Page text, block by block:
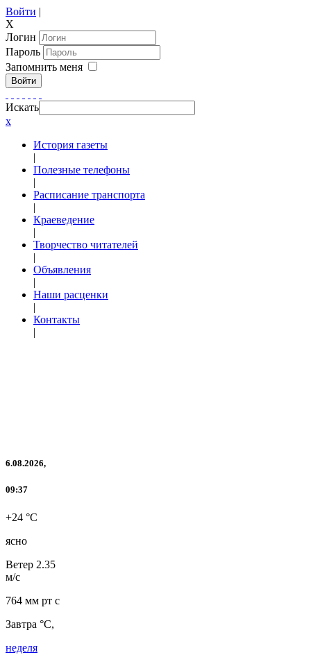
Войти |
X
Логин
Пароль
Запомнить меня
Войти
Искать
x
История газеты
|
Полезные телефоны
|
Расписание транспорта
|
Краеведение
|
Творчество читателей
|
Объявления
|
Наши расценки
|
Контакты
|
6.08.2026,
09:37
+24 °C
ясно
Ветер 2.35
м/с
764 мм рт с
Завтра °C,
неделя